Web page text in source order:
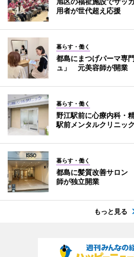
用者が世代超え応援
暮らす・働く
都島にまつげパーマ専
ュ」 元美容師が開業
暮らす・働く
野江駅前に心療内科・
駅前メンタルクリニック
暮らす・働く
都島に髪質改善サロ
師が独立開業
もっと見る